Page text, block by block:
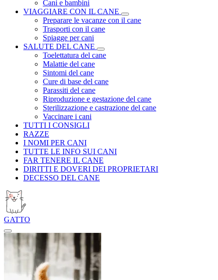
Cani e bambini
VIAGGIARE CON IL CANE
Preparare le vacanze con il cane
Trasporti con il cane
Spiagge per cani
SALUTE DEL CANE
Toelettatura del cane
Malattie del cane
Sintomi del cane
Cure di base del cane
Parassiti del cane
Riproduzione e gestazione del cane
Sterilizzazione e castrazione del cane
Vaccinare i cani
TUTTI I CONSIGLI
RAZZE
I NOMI PER CANI
TUTTE LE INFO SUI CANI
FAR TENERE IL CANE
DIRITTI E DOVERI DEI PROPRIETARI
DECESSO DEL CANE
GATTO